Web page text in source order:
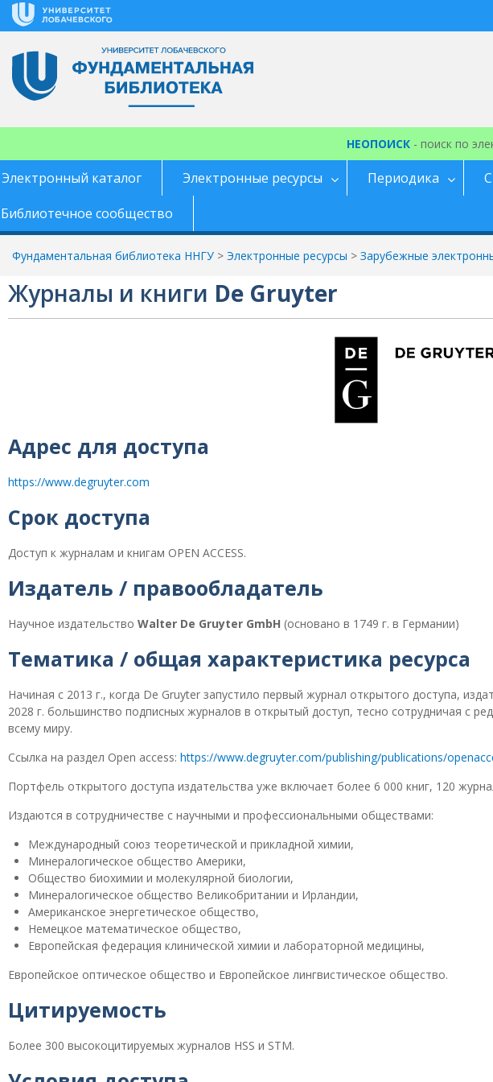
Перейти
НЕОПОИСК- поиск по
Электронный каталог Электронные ресурсы Периодика
Библиотечное сообщество
Фундаментальная библиотека ННГУ > Электронные ресурсы > Зарубежные
Журналы и книги De Gruyter
Адрес для доступа
https://www.degruyter.com
Срок доступа
Доступ к журналам и книгам OPEN ACCESS.
Издатель / правообладатель
Научное издательство Walter De Gruyter GmbH (основано в 1749 г. в Германии)
Тематика / общая характеристика ресурса
Начиная с 2013 г., когда De Gruyter запустило первый журнал открытого доступа,
2028 г. большинство подписных журналов в открытый доступ, тесно сотрудничая с
всему миру.
Ссылка на раздел Open access: https://www.degruyter.com/publishing/publications/
Портфель открытого доступа издательства уже включает более 6 000 книг, 120
Издаются в сотрудничестве с научными и профессиональными обществами:
Международный союз теоретической и прикладной химии,
Минералогическое общество Америки,
Общество биохимии и молекулярной биологии,
Минералогическое общество Великобритании и Ирландии,
Американское энергетическое общество,
Немецкое математическое общество,
Европейская федерация клинической химии и лабораторной медицины,
Европейское оптическое общество и Европейское лингвистическое общество.
Цитируемость
Более 300 высокоцитируемых журналов HSS и STM.